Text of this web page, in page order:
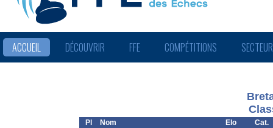
ACCUEIL DÉCOUVRIR FFE COMPÉTITIONS
Pl Nom Elo
Cat.